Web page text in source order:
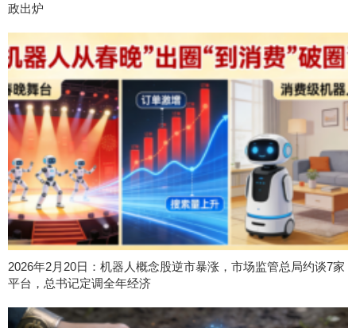
政出炉
2026年2月20日：机器人概念股逆市暴涨，市场监管总局约谈7家
平台，总书记定调全年经济